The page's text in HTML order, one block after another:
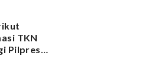
TKN
Pilpres
hingga